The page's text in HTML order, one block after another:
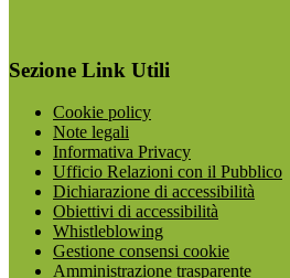
Sezione Link Utili
Cookie policy
Note legali
Informativa Privacy
Ufficio Relazioni con il Pubblico
Dichiarazione di accessibilità
Obiettivi di accessibilità
Whistleblowing
Gestione consensi cookie
Amministrazione trasparente